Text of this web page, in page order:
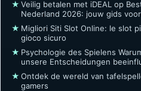
★ Veilig betalen met iDEAL op
Nederland 2026: jouw gids voor
★ Migliori Siti Slot Online: le slot
gioco sicuro
★ Psychologie des Spielens
unsere Entscheidungen
★ Ontdek de wereld van
gamers